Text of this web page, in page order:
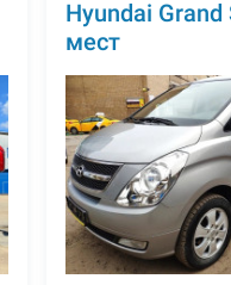
Hyundai Grand
мест